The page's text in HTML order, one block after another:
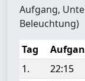
Aufgang,
Beleuchtung)
Tag
1.
22:15